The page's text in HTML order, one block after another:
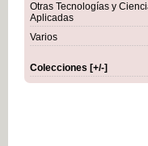
Otras Tecnologías y
Aplicadas
Varios
Colecciones [+/-]